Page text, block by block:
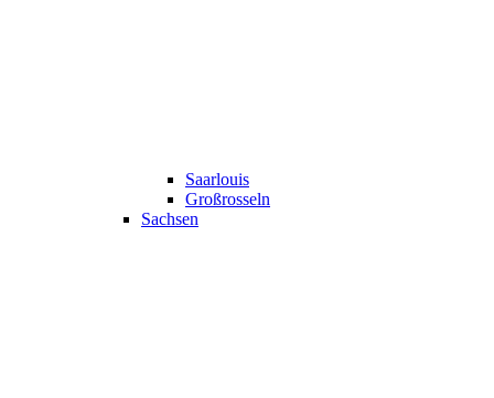
Saarlouis
Großrosseln
Sachsen